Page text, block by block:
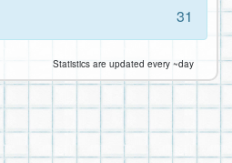
31
Statistics are updated every ~day